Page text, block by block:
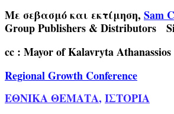
Με σεβασμό και εκτίμηση, Sam
Group Publishers & Distributors
cc : Mayor of Kalavryta Athanassios
Regional Growth Conference
ΕΘΝΙΚΑ ΘΕΜΑΤΑ, ΙΣΤΟΡΙΑ